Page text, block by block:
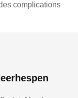
complications